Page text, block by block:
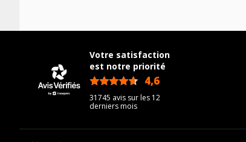
Votre satisfaction
est notre priorité
4,6
31745 avis sur les 12
derniers mois